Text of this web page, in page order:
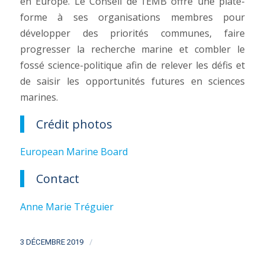
forme à ses organisations membres pour
développer des priorités communes, faire
progresser la recherche marine et combler le
fossé science-politique afin de relever les défis et
de saisir les opportunités futures en sciences
marines.
Crédit photos
European Marine Board
Contact
Anne Marie Tréguier
3 DÉCEMBRE 2019 /